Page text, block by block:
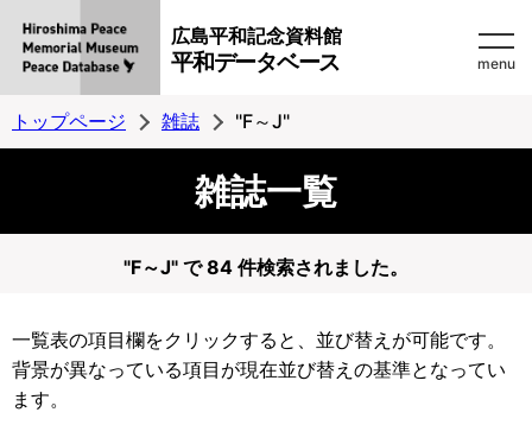
広島平和記念資料館
平和データベース menu
トップページ 雑誌 "F～J"
雑誌一覧
"F～J" で 84 件検索されました。
一覧表の項目欄をクリックすると、並び替えが可能です。
背景が異なっている項目が現在並び替えの基準となってい
ます。